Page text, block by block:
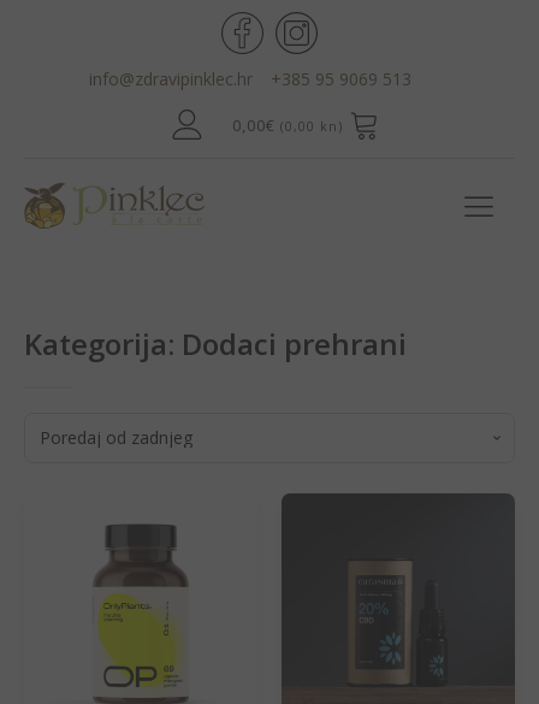
info@zdravipinklec.hr +385 95 9069 513
0,00€ (0,00 kn)
Kategorija: Dodaci prehrani